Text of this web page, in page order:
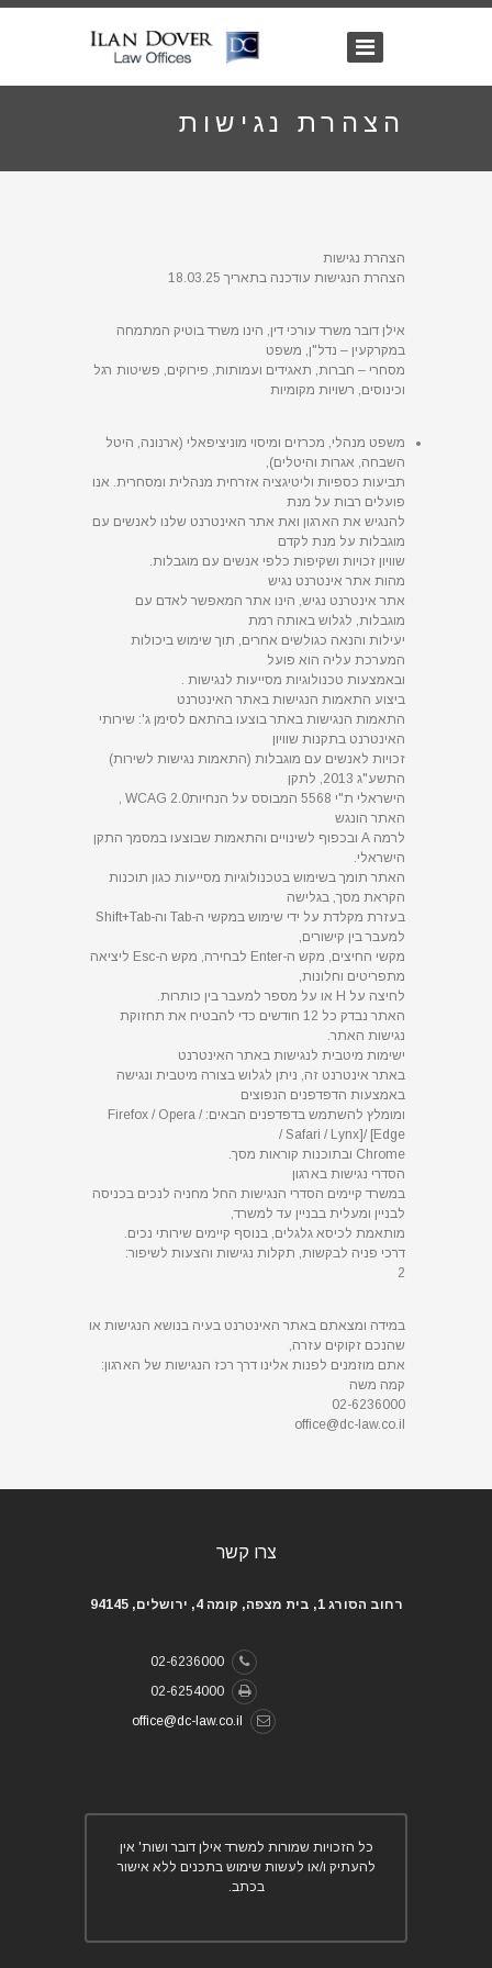
הצהרת נגישות
הצהרת נגישות
הצהרת הנגישות עודכנה בתאריך 18.03.25
אילן דובר משרד עורכי דין, הינו משרד בוטיק המתמחה
במקרקעין – נדל"ן, משפט
מסחרי – חברות, תאגידים ועמותות, פירוקים, פשיטות רגל
וכינוסים, רשויות מקומיות
משפט מנהלי, מכרזים ומיסוי מוניציפאלי (ארנונה, היטל
השבחה, אגרות והיטלים),
תביעות כספיות וליטיגציה אזרחית מנהלית ומסחרית. אנו
פועלים רבות על מנת
להנגיש את הארגון ואת אתר האינטרנט שלנו לאנשים עם
מוגבלות על מנת לקדם
שוויון זכויות ושקיפות כלפי אנשים עם מוגבלות.
מהות אתר אינטרנט נגיש
אתר אינטרנט נגיש, הינו אתר המאפשר לאדם עם
מוגבלות, לגלוש באותה רמת
יעילות והנאה כגולשים אחרים, תוך שימוש ביכולות
המערכת עליה הוא פועל
ובאמצעות טכנולוגיות מסייעות לנגישות .
ביצוע התאמות הנגישות באתר האינטרנט
התאמות הנגישות באתר בוצעו בהתאם לסימן ג': שירותי
האינטרנט בתקנות שוויון
זכויות לאנשים עם מוגבלות (התאמות נגישות לשירות)
התשע"ג 2013, לתקן
הישראלי ת"י 5568 המבוסס על הנחיותWCAG 2.0 ,
האתר הונגש
לרמה A ובכפוף לשינויים והתאמות שבוצעו במסמך התקן
הישראלי.
האתר תומך בשימוש בטכנולוגיות מסייעות כגון תוכנות
הקראת מסך, בגלישה
בעזרת מקלדת על ידי שימוש במקשי ה-Tab וה-Shift+Tab
למעבר בין קישורים,
מקשי החיצים, מקש ה-Enter לבחירה, מקש ה-Esc ליציאה
מתפריטים וחלונות,
לחיצה על H או על מספר למעבר בין כותרות.
האתר נבדק כל 12 חודשים כדי להבטיח את תחזוקת
נגישות האתר.
ישימות מיטבית לנגישות באתר האינטרנט
באתר אינטרנט זה, ניתן לגלוש בצורה מיטבית ונגישה
באמצעות הדפדפנים הנפוצים
ומומלץ להשתמש בדפדפנים הבאים: Firefox / Opera /
Safari / Lynx]/ [Edge /
Chrome ובתוכנות קוראות מסך.
הסדרי נגישות בארגון
במשרד קיימים הסדרי הנגישות החל מחניה לנכים בכניסה
לבניין ומעלית בבניין עד למשרד,
מותאמת לכיסא גלגלים, בנוסף קיימים שירותי נכים.
דרכי פניה לבקשות, תקלות נגישות והצעות לשיפור:
2
במידה ומצאתם באתר האינטרנט בעיה בנושא הנגישות או
שהנכם זקוקים עזרה,
אתם מוזמנים לפנות אלינו דרך רכז הנגישות של הארגון:
קמה משה
02-6236000
office@dc-law.co.il
צרו קשר
רחוב הסורג 1, בית מצפה, קומה 4, ירושלים, 94145
02-6236000
02-6254000
office@dc-law.co.il
כל הזכויות שמורות למשרד אילן דובר ושות' אין
להעתיק ו/או לעשות שימוש בתכנים ללא אישור
בכתב.